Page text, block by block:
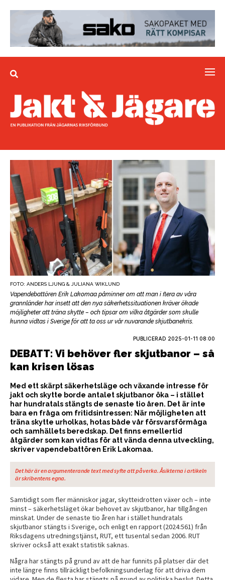
FOTO: ANDERS LJUNG & JULIANA WIKLUND
Vapendebattören Erik Lakomaa påminner om att man i flera av våra
grannländer har insett att den nya säkerhetssituationen kräver ökade
möjligheter att träna skytte – och tipsar om vilka åtgärder som skulle
kunna vidtas i Sverige för att ta oss ur vår nuvarande skjutbanekris.
PUBLICERAD 2025-01-11 08:00
DEBATT: Vi behöver fler skjutbanor – så
kan krisen lösas
Med ett skärpt säkerhetsläge och växande intresse för
jakt och skytte borde antalet skjutbanor öka – i stället
har hundratals stängts de senaste tio åren. Det är inte
bara en fråga om fritidsintressen: När möjligheten att
träna skytte urholkas, hotas både vår försvarsförmåga
och samhällets beredskap. Det finns emellertid
åtgärder som kan vidtas för att vända denna utveckling,
skriver vapendebattören Erik Lakomaa.
Det här är en argumenterande text med syfte att påverka. Åsikterna i artikeln
är skribentens egna.
Samtidigt som fler människor jagar, skytteidrotten växer och – inte
minst – säkerhetsläget ökar behovet av skjutbanor, har tillgången
minskat. Under de senaste tio åren har i stället hundratals
skjutbanor stängts i Sverige, och enligt en rapport (2024:561) från
Riksdagens utredningstjänst, RUT, ett tusental sedan 2006. RUT
skriver också att exakt statistik saknas.
Några har stängts på grund av att de har funnits på platser där det
inte längre finns tillräckligt befolkningsunderlag för att driva dem